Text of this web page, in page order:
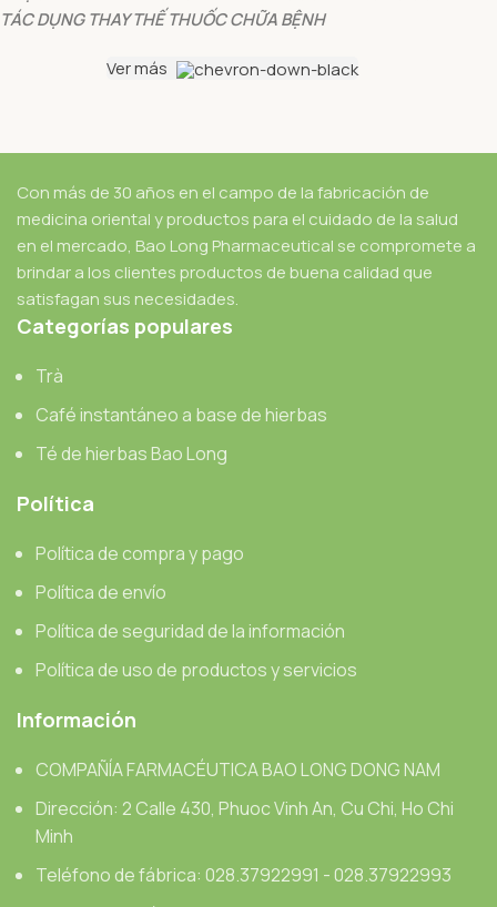
TÁC DỤNG THAY THẾ THUỐC CHỮA BỆNH
Ver más
Con más de 30 años en el campo de la fabricación de
medicina oriental y productos para el cuidado de la salud
en el mercado, Bao Long Pharmaceutical se compromete a
brindar a los clientes productos de buena calidad que
satisfagan sus necesidades.
Categorías populares
Trà
Café instantáneo a base de hierbas
Té de hierbas Bao Long
Política
Política de compra y pago
Política de envío
Política de seguridad de la información
Política de uso de productos y servicios
Información
COMPAÑÍA FARMACÉUTICA BAO LONG DONG NAM
Dirección: 2 Calle 430, Phuoc Vinh An, Cu Chi, Ho Chi
Minh
Teléfono de fábrica: 028.37922991 - 028.37922993